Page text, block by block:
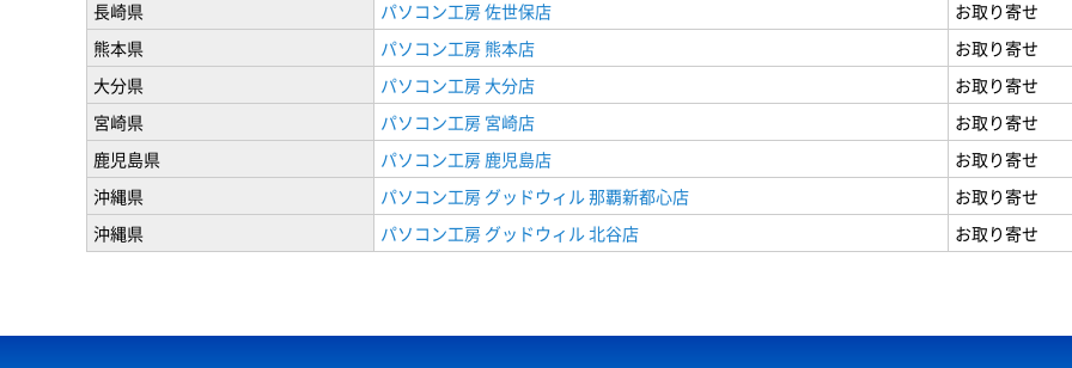
長崎県
パソコン工房 佐世保店
お取り寄せ
熊本県
パソコン工房 熊本店
お取り寄せ
大分県
パソコン工房 大分店
お取り寄せ
宮崎県
パソコン工房 宮崎店
お取り寄せ
鹿児島県
パソコン工房 鹿児島店
お取り寄せ
沖縄県
パソコン工房 グッドウィル 那覇新都心店
お取り寄せ
沖縄県
パソコン工房 グッドウィル 北谷店 お取り寄せ